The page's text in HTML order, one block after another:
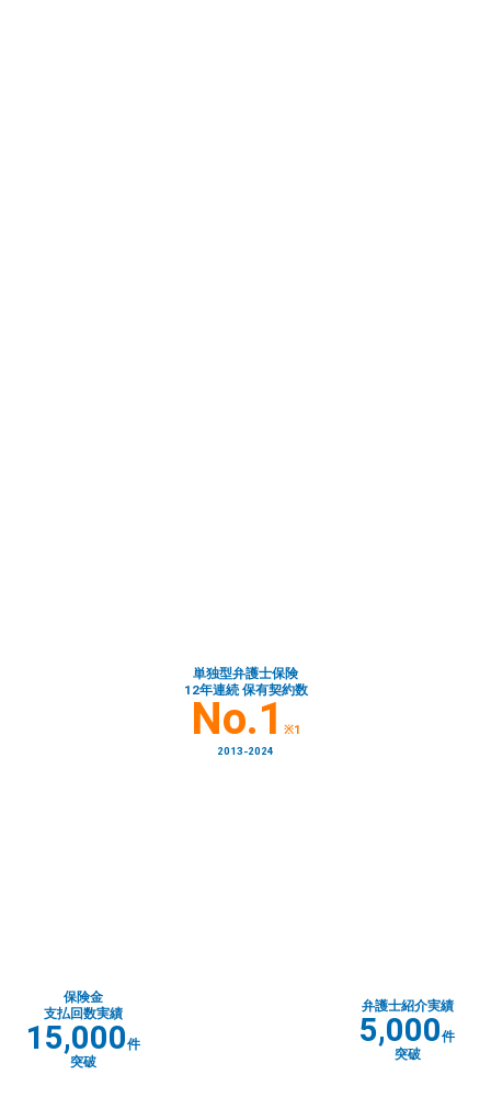
保険金
支払回数実績
15,000件
突破
単独型弁護士保険
12年連続 保有契約数
No.1 ※1
2013-2024
弁護士紹介実績
5,000件
突破